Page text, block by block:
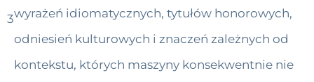
3wyrażeń idiomatycznych, tytułów honorowych,
odniesień kulturowych i znaczeń zależnych od
kontekstu, których maszyny konsekwentnie nie